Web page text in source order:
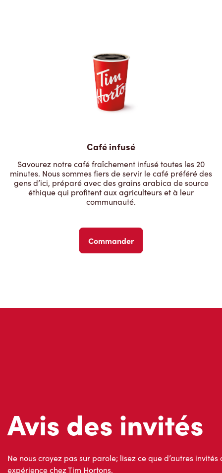
Café infusé
Savourez notre café fraîchement infusé toutes les 20
minutes. Nous sommes fiers de servir le café préféré des
gens d’ici, préparé avec des grains arabica de source
éthique qui profitent aux agriculteurs et à leur
communauté.
Commander
Avis des invités
expérience chez Tim Hortons.